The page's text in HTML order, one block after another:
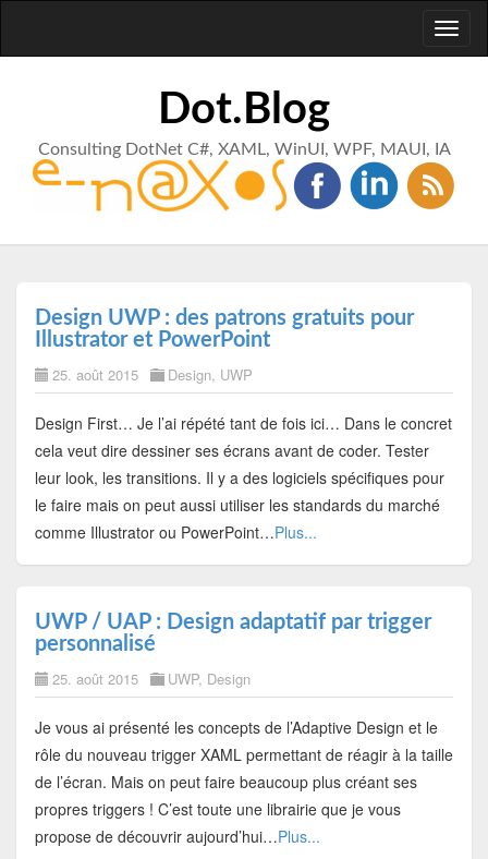
Dot.Blog
Consulting DotNet C#, XAML, WinUI, WPF, MAUI, IA
Design UWP : des patrons gratuits pour
Illustrator et PowerPoint
25. août 2015 Design, UWP
Design First… Je l’ai répété tant de fois ici… Dans le concret
cela veut dire dessiner ses écrans avant de coder. Tester
leur look, les transitions. Il y a des logiciels spécifiques pour
le faire mais on peut aussi utiliser les standards du marché
comme Illustrator ou PowerPoint…Plus...
UWP / UAP : Design adaptatif par trigger
personnalisé
25. août 2015 UWP, Design
Je vous ai présenté les concepts de l’Adaptive Design et le
rôle du nouveau trigger XAML permettant de réagir à la taille
de l’écran. Mais on peut faire beaucoup plus créant ses
propres triggers ! C’est toute une librairie que je vous
propose de découvrir aujourd’hui…Plus...